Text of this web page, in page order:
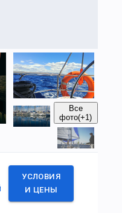
Все
фото(+1)
УСЛОВИЯ
И ЦЕНЫ